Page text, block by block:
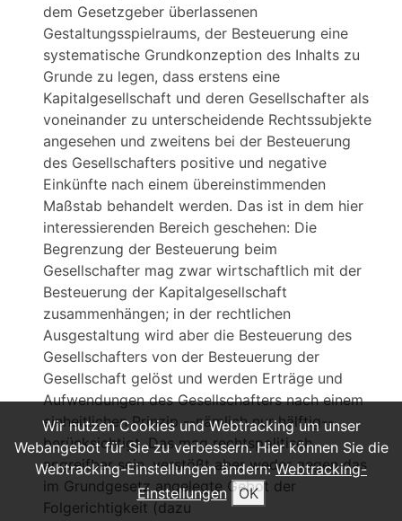
dem Gesetzgeber überlassenen
Gestaltungsspielraums, der Besteuerung eine
systematische Grundkonzeption des Inhalts zu
Grunde zu legen, dass erstens eine
Kapitalgesellschaft und deren Gesellschafter als
voneinander zu unterscheidende Rechtssubjekte
angesehen und zweitens bei der Besteuerung
des Gesellschafters positive und negative
Einkünfte nach einem übereinstimmenden
Maßstab behandelt werden. Das ist in dem hier
interessierenden Bereich geschehen: Die
Begrenzung der Besteuerung beim
Gesellschafter mag zwar wirtschaftlich mit der
Besteuerung der Kapitalgesellschaft
zusammenhängen; in der rechtlichen
Ausgestaltung wird aber die Besteuerung des
Gesellschafters von der Besteuerung der
Gesellschaft gelöst und werden Erträge und
Aufwendungen des Gesellschafters nach einem
einheitlichen Prinzip --nämlich nur hälftig--
berücksichtigt. Das mag rechtspolitisch
angreifbar sein, verstößt aber weder gegen das
im Grundgesetz angelegte Gebot der
Folgerichtigkeit (dazu
Wir nutzen Cookies und Webtracking um unser
Webangebot für Sie zu verbessern. Hier können Sie die
Webtracking-Einstellungen ändern: Webtracking-
Einstellungen
OK